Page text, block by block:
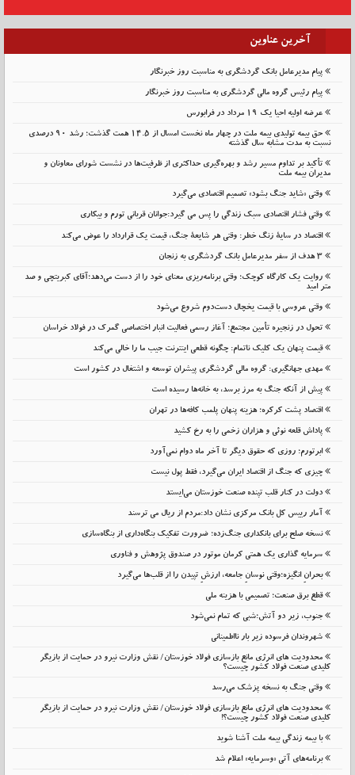
آخرین عناوین
پیام مدیرعامل بانک گردشگری به مناسبت روز خبرنگار
پیام رئیس گروه مالی گردشگری به مناسبت روز خبرنگار
عرضه اولیه احیا یک ۱۹ مرداد در فرابورس
حق بیمه تولیدی بیمه ملت در چهار ماه نخست امسال از 14.5 همت گذشت؛ رشد 90 درصدی
نسبت به مدت مشابه سال گذشته
تأکید بر تداوم مسیر رشد و بهره‌گیری حداکثری از ظرفیت‌ها در نشست شورای معاونان و
مدیران بیمه ملت
وقتی «شاید جنگ بشود» تصمیم اقتصادی می‌گیرد
وقتی فشار اقتصادی سبک زندگی را پس می گیرد:جوانان قربانی تورم و بیکاری
اقتصاد در سایهٔ زنگ خطر: وقتی هر شایعهٔ جنگ، قیمت یک قرارداد را عوض می‌کند
۳ هدف از سفر مدیرعامل بانک گردشگری به زنجان
روایت یک کارگاه کوچک؛ وقتی برنامه‌ریزی معنای خود را از دست می‌دهد؛آقای کبریتچی و صد
متر امید
وقتی عروسی با قیمت یخچال دست‌دوم شروع می‌شود
تحول در زنجیره تأمین مجتمع؛ آغاز رسمی فعالیت انبار اختصاصی گمرک در فولاد خراسان
قیمت پنهان یک کلیک ناتمام: چگونه قطعی اینترنت جیب ما را خالی می‌کند
مهدی جهانگیری: گروه مالی گردشگری پیشران توسعه و اشتغال در کشور است
پیش از آنکه جنگ به مرز برسد، به خانه‌ها رسیده است
اقتصاد پشت کرکره؛ هزینه پنهان پلمب کافه‌ها در تهران
پاداش قلعه نوئی و هزاران زخمی را به رخ کشید
ابرتورم؛ روزی که حقوق دیگر تا آخر ماه دوام نمی‌آورد
چیزی که جنگ از اقتصاد ایران می‌گیرد، فقط پول نیست
دولت در کنار قلب تپنده صنعت خوزستان می‌ایستد
آمار رییس کل بانک مرکزی نشان داد:مردم از ریال می ترسند
نسخه صلح برای بانکداری جنگ‌زده؛ ضرورت تفکیک بنگاه‌داری از بنگاه‌سازی
سرمایه گذاری یک همتی کرمان موتور در صندوق پژوهش و فناوری
بحرانِ انگیزه؛وقتی نوسانِ جامعه، ارزشِ تپیدن را از قلب‌ها می‌گیرد
قطع برق صنعت؛ تصمیمی با هزینه ملی
جنوب، زیر دو آتش؛شبی که تمام نمی‌شود
شهروندان فرسوده زیر بار نااطمینانی
محدودیت های انرژی مانع بازسازی فولاد خوزستان/ نقش وزارت نیرو در حمایت از بازیگر
کلیدی صنعت فولاد کشور چیست؟
وقتی جنگ به نسخه پزشک می‌رسد
محدودیت های انرژی مانع بازسازی فولاد خوزستان/ نقش وزارت نیرو در حمایت از بازیگر
کلیدی صنعت فولاد کشور چیست؟!
با بیمه زندگی بیمه ملت آشنا شوید
برنامه‌های آتی «وسرمایه» اعلام شد